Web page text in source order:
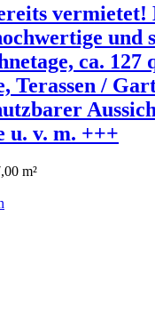
vermietet!
und
ca. 127
Terassen /
u. v. m. +++
m²